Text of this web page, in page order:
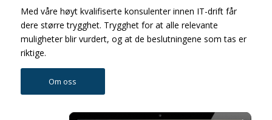
Med våre høyt kvalifiserte konsulenter innen IT-drift får
dere større trygghet. Trygghet for at alle relevante
muligheter blir vurdert, og at de beslutningene som tas er
riktige.
Om oss